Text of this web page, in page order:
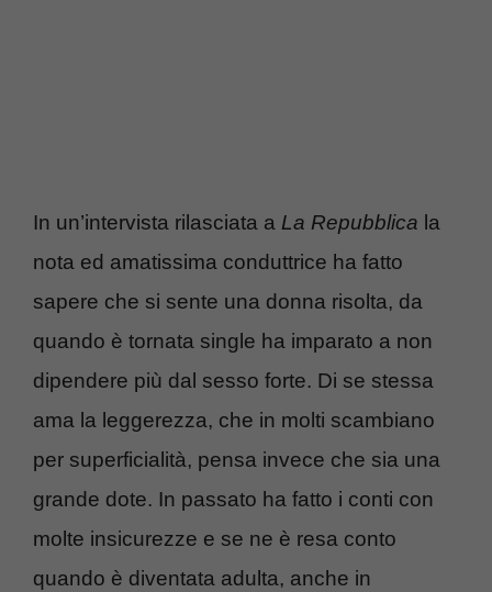
In un’intervista rilasciata a La Repubblica la
nota ed amatissima conduttrice ha fatto
sapere che si sente una donna risolta, da
quando è tornata single ha imparato a non
dipendere più dal sesso forte. Di se stessa
ama la leggerezza, che in molti scambiano
per superficialità, pensa invece che sia una
grande dote. In passato ha fatto i conti con
molte insicurezze e se ne è resa conto
quando è diventata adulta, anche in